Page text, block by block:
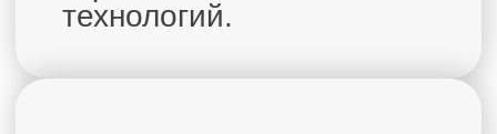
ДЕПАРТАМЕНТА
инновационных технологий